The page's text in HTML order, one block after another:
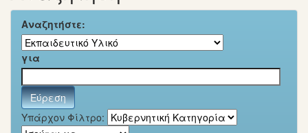
Αναζητήστε:
για
Υπάρχον Φίλτρο: